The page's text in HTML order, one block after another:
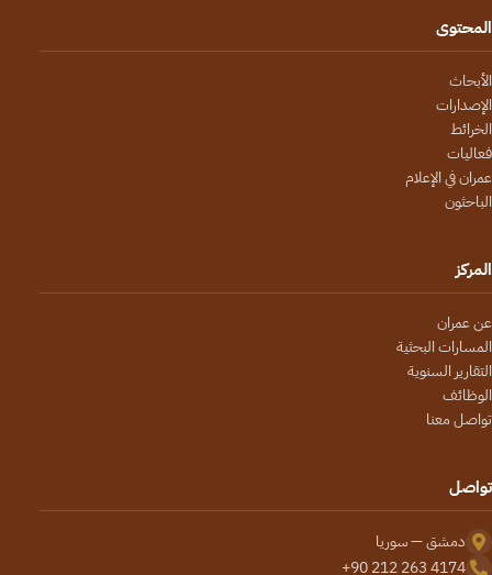
المحتوى
الأبحاث
الإصدارات
الخرائط
فعاليات
عمران في الإعلام
الباحثون
المركز
عن عمران
المسارات البحثية
التقارير السنوية
الوظائف
تواصل معنا
تواصل
دمشق — سوريا
+90 212 263 4174